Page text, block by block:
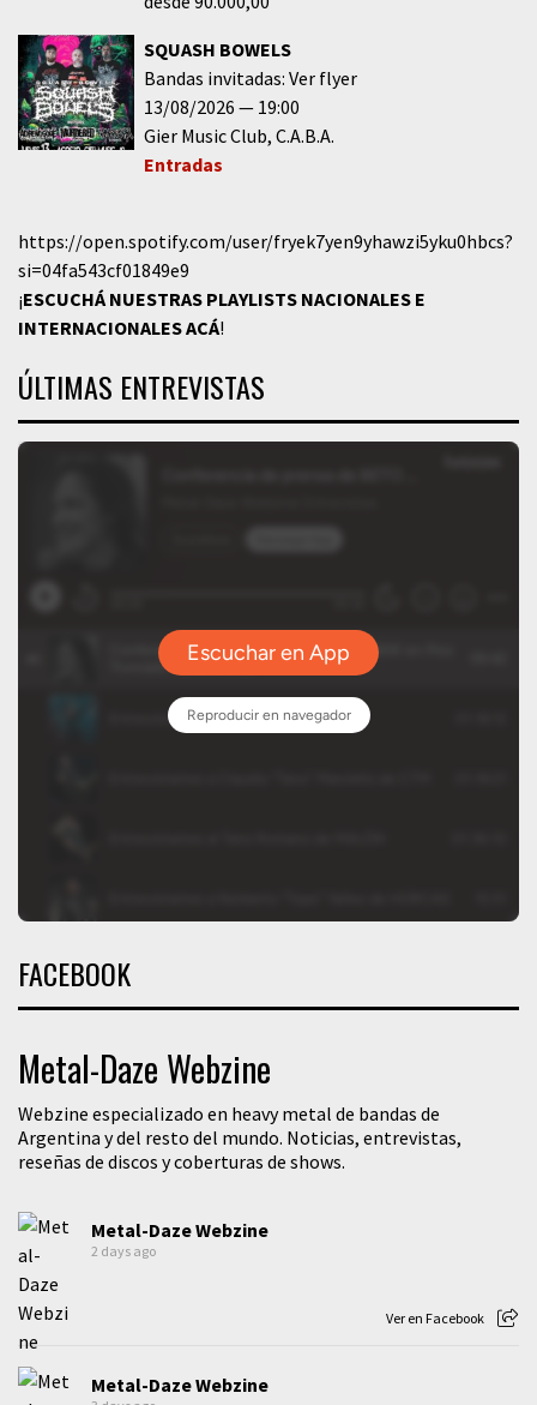
SQUASH BOWELS
Bandas invitadas: Ver flyer
13/08/2026
19:00
Gier Music Club C.A.B.A.
Entradas
https://open.spotify.com/user/fryek7yen9yhawzi5yku0hbcs?
si=04fa543cf01849e9
¡ESCUCHÁ NUESTRAS PLAYLISTS NACIONALES E
INTERNACIONALESACÁ!
ÚLTIMAS ENTREVISTAS
FACEBOOK
Metal-Daze Webzine
Webzine especializado en heavy metal de bandas de
Argentina y del resto del mundo. Noticias, entrevistas,
reseñas de discos y coberturas de shows.
Metal-Daze Webzine
2 days ago
Ver en Facebook
Metal-Daze Webzine